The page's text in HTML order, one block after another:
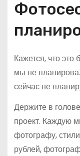
Кажется, что
мы не
сейчас не
Держите в
проект. Каждую
фотографу,
рублей,